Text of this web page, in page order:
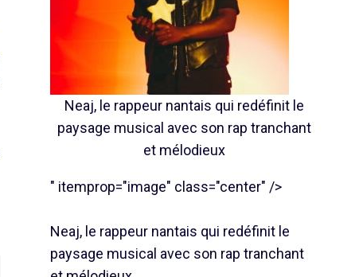
Neaj, le rappeur nantais qui redéfinit le
paysage musical avec son rap tranchant
et mélodieux
" itemprop="image" class="center" />
Neaj, le rappeur nantais qui redéfinit le
paysage musical avec son rap tranchant